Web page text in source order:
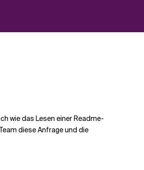
wie das Lesen einer Readme-
diese Anfrage und die